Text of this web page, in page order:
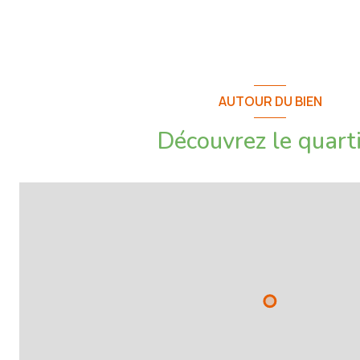
- Accès arènes de Cimiez et monastère à 8 minutes
Montant des charges : 165€ /mois environ incluant l'eau
Montant de la taxe foncière : 1175€ Visite virtuelle 360°
AUTOUR DU BIEN
Découvrez le